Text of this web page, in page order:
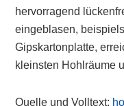
hervorragend
eingeblasen,
Gipskartonplatte,
kleinsten Hohlräume
Quelle und Volltext: